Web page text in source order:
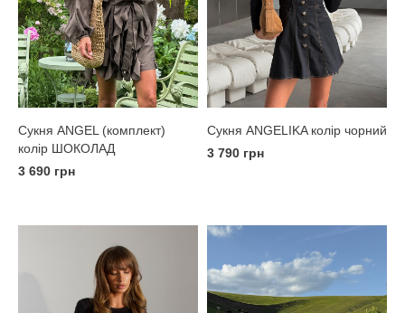
Сукня ANGEL (комплект)
колір ШОКОЛАД
3 690 грн
Сукня ANGELIKA колір чорний
3 790 грн